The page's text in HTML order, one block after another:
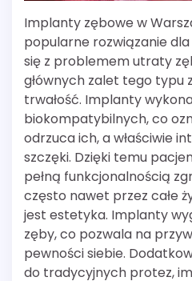
Implanty zębowe w
popularne rozwiązanie
się z problemem utraty
głównych zalet tego typu
trwałość. Implanty
biokompatybilnych, co
odrzuca ich, a właściwie
szczęki. Dzięki temu
pełną funkcjonalnością
często nawet przez całe
jest estetyka. Implanty
zęby, co pozwala na
pewności siebie.
do tradycyjnych protez,